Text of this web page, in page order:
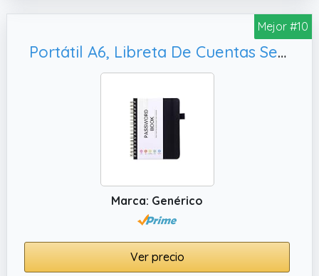
como cuaderno de viaje, cuaderno de
Mejor #10
Portátil A6, Libreta De Cuentas Segura Con Diseño De Pestañas Alfabéticas | Libro De De
Marca: Genérico
Ver precio